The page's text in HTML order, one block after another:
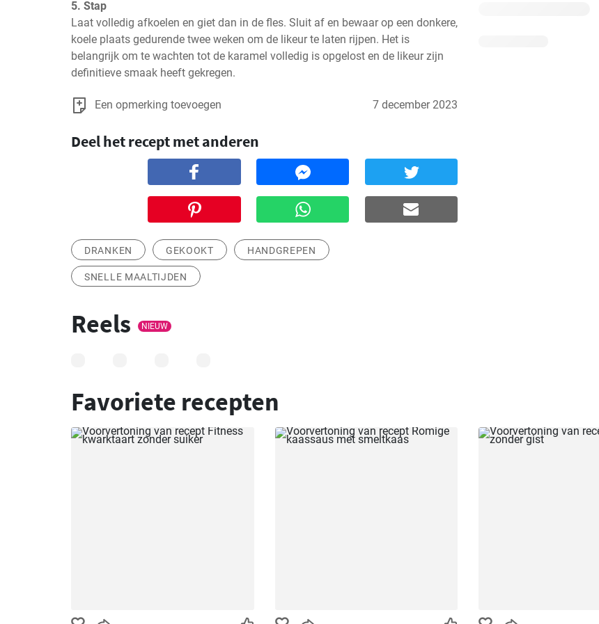
5. Stap
Laat volledig afkoelen en giet dan in de fles. Sluit af en bewaar op een donkere,
koele plaats gedurende twee weken om de likeur te laten rijpen. Het is
belangrijk om te wachten tot de karamel volledig is opgelost en de likeur zijn
definitieve smaak heeft gekregen.
Een opmerking toevoegen 7 december 2023
Deel het recept met anderen
DRANKEN GEKOOKT HANDGREPEN
SNELLE MAALTIJDEN
Reels NIEUW
Favoriete recepten